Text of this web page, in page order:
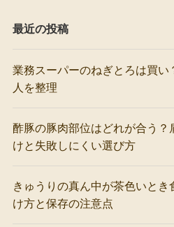
最近の投稿
業務スーパーのねぎとろは買い
人を整理
酢豚の豚肉部位はどれが合う？
けと失敗しにくい選び方
きゅうりの真ん中が茶色いと
け方と保存の注意点